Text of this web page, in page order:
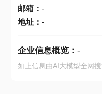
邮箱： -
地址： -
企业信息概览： -
如上信息由AI大模型全网